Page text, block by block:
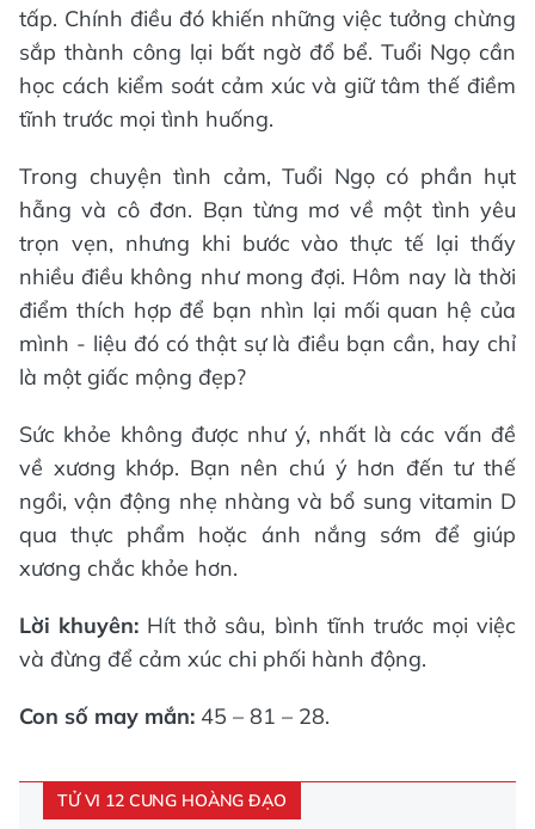
tấp. Chính điều đó khiến những việc tưởng chừng
sắp thành công lại bất ngờ đổ bể. Tuổi Ngọ cần
học cách kiểm soát cảm xúc và giữ tâm thế điềm
tĩnh trước mọi tình huống.
Trong chuyện tình cảm, Tuổi Ngọ có phần hụt
hẫng và cô đơn. Bạn từng mơ về một tình yêu
trọn vẹn, nhưng khi bước vào thực tế lại thấy
nhiều điều không như mong đợi. Hôm nay là thời
điểm thích hợp để bạn nhìn lại mối quan hệ của
mình - liệu đó có thật sự là điều bạn cần, hay chỉ
là một giấc mộng đẹp?
Sức khỏe không được như ý, nhất là các vấn đề
về xương khớp. Bạn nên chú ý hơn đến tư thế
ngồi, vận động nhẹ nhàng và bổ sung vitamin D
qua thực phẩm hoặc ánh nắng sớm để giúp
xương chắc khỏe hơn.
Lời khuyên: Hít thở sâu, bình tĩnh trước mọi việc
và đừng để cảm xúc chi phối hành động.
Con số may mắn: 45 – 81 – 28.
TỬ VI 12 CUNG HOÀNG ĐẠO